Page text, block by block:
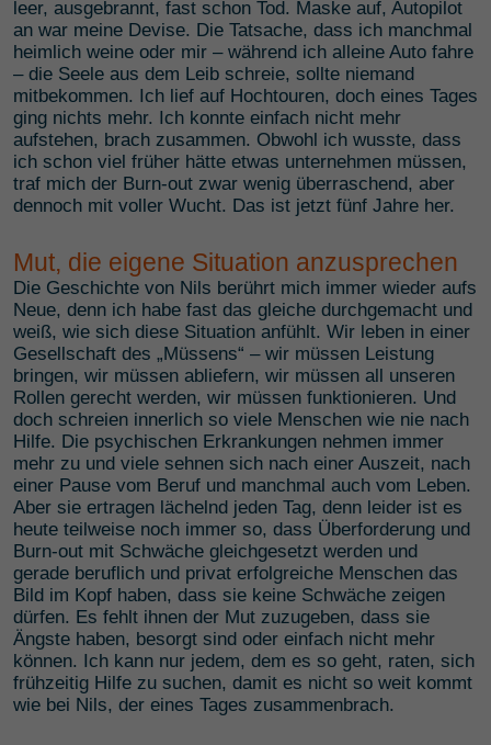
leer, ausgebrannt, fast schon Tod. Maske auf, Autopilot
an war meine Devise. Die Tatsache, dass ich manchmal
heimlich weine oder mir – während ich alleine Auto fahre
– die Seele aus dem Leib schreie, sollte niemand
mitbekommen. Ich lief auf Hochtouren, doch eines Tages
ging nichts mehr. Ich konnte einfach nicht mehr
aufstehen, brach zusammen. Obwohl ich wusste, dass
ich schon viel früher hätte etwas unternehmen müssen,
traf mich der Burn-out zwar wenig überraschend, aber
dennoch mit voller Wucht. Das ist jetzt fünf Jahre her.
Mut, die eigene Situation anzusprechen
Die Geschichte von Nils berührt mich immer wieder aufs
Neue, denn ich habe fast das gleiche durchgemacht und
weiß, wie sich diese Situation anfühlt. Wir leben in einer
Gesellschaft des „Müssens“ – wir müssen Leistung
bringen, wir müssen abliefern, wir müssen all unseren
Rollen gerecht werden, wir müssen funktionieren. Und
doch schreien innerlich so viele Menschen wie nie nach
Hilfe. Die psychischen Erkrankungen nehmen immer
mehr zu und viele sehnen sich nach einer Auszeit, nach
einer Pause vom Beruf und manchmal auch vom Leben.
Aber sie ertragen lächelnd jeden Tag, denn leider ist es
heute teilweise noch immer so, dass Überforderung und
Burn-out mit Schwäche gleichgesetzt werden und
gerade beruflich und privat erfolgreiche Menschen das
Bild im Kopf haben, dass sie keine Schwäche zeigen
dürfen. Es fehlt ihnen der Mut zuzugeben, dass sie
Ängste haben, besorgt sind oder einfach nicht mehr
können. Ich kann nur jedem, dem es so geht, raten, sich
frühzeitig Hilfe zu suchen, damit es nicht so weit kommt
wie bei Nils, der eines Tages zusammenbrach.